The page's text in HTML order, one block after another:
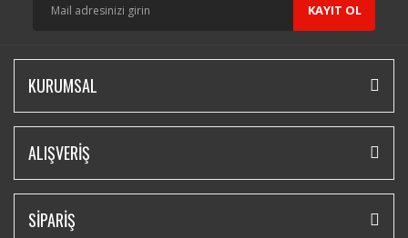
KAYIT OL
KURUMSAL
ALIŞVERİŞ
SİPARİŞ